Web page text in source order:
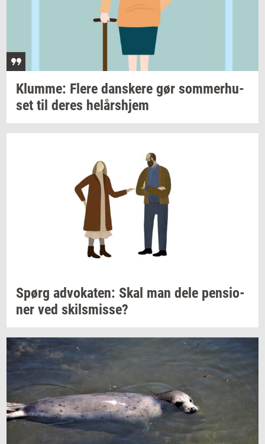
Klum­me: Flere dan­ske­re gør som­mer­hu­
set til deres helårs­hjem
Spørg ad­vo­ka­ten: Skal man dele pen­sio­
ner ved skils­mis­se?